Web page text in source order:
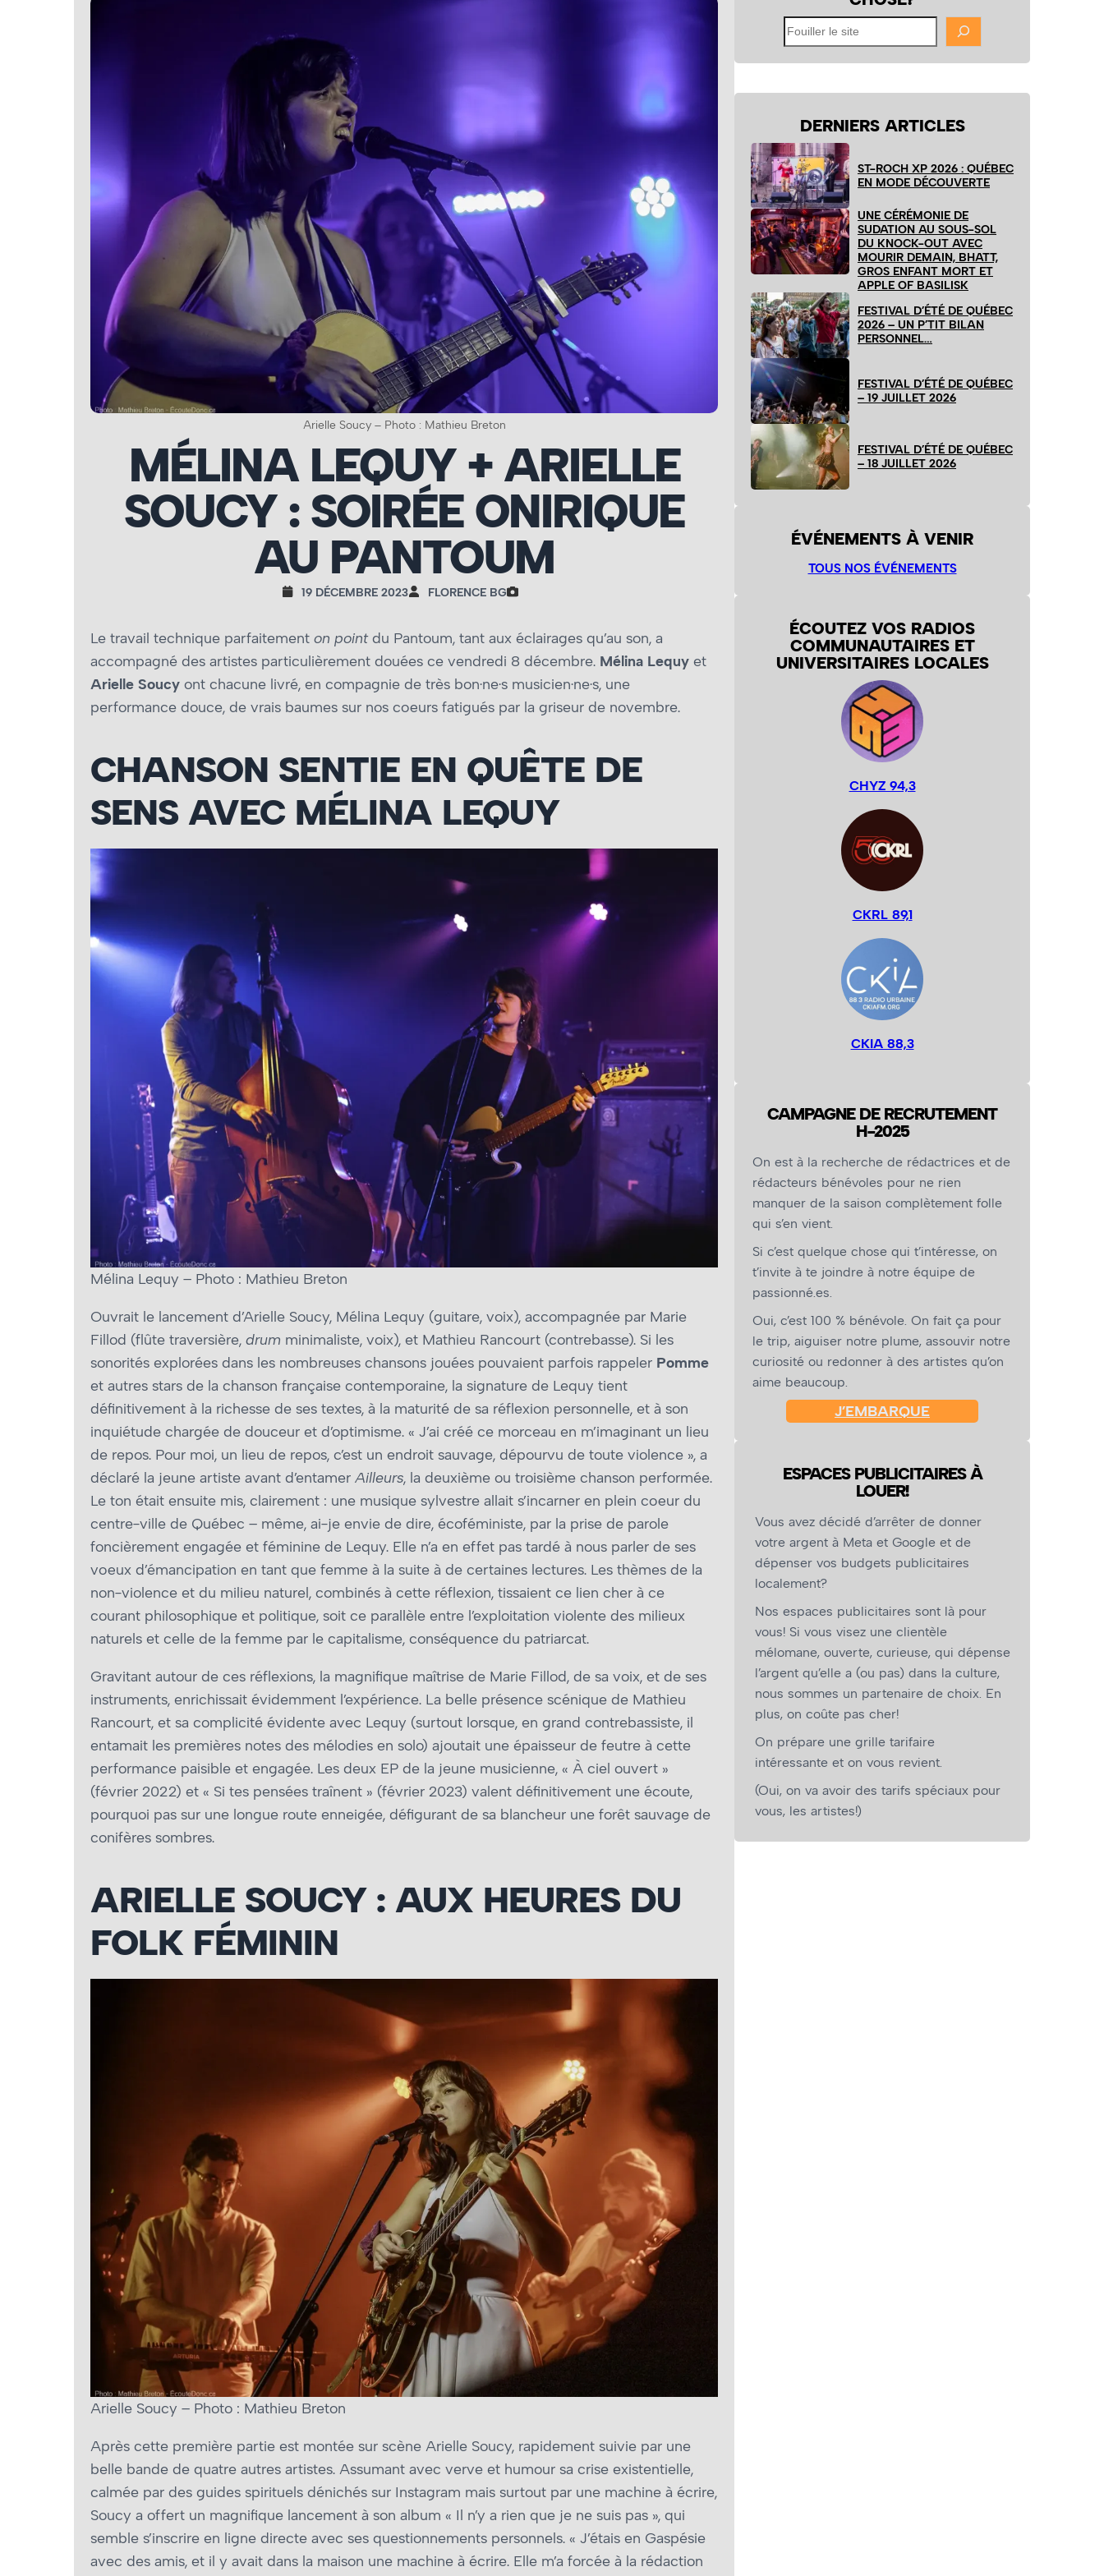
Arielle Soucy – Photo : Mathieu Breton
MÉLINA LEQUY + ARIELLE
SOUCY : SOIRÉE ONIRIQUE
AU PANTOUM
19 DÉCEMBRE 2023 FLORENCE BG
Le travail technique parfaitement on pointdu Pantoum, tant aux éclairages qu’au son, a
accompagné des artistes particulièrement douées ce vendredi 8 décembre. Mélina Lequy et
Arielle Soucy ont chacune livré, en compagnie de très bon·ne·s musicien·ne·s, une
performance douce, de vrais baumes sur nos cœurs fatigués par la griseur de novembre.
CHANSON SENTIE EN QUÊTE DE
SENS AVEC MÉLINA LEQUY
Mélina Lequy – Photo : Mathieu Breton
Ouvrait le lancement d’Arielle Soucy, Mélina Lequy (guitare, voix), accompagnée par Marie
Fillod (flûte traversière, drum minimaliste, voix), et Mathieu Rancourt (contrebasse). Si les
sonorités explorées dans les nombreuses chansons jouées pouvaient parfois rappeler Pomme
et autres stars de la chanson française contemporaine, la signature de Lequy tient
définitivement à la richesse de ses textes, à la maturité de sa réflexion personnelle, et à son
inquiétude chargée de douceur et d’optimisme. « J’ai créé ce morceau en m’imaginant un lieu
de repos. Pour moi, un lieu de repos, c’est un endroit sauvage, dépourvu de toute violence », a
déclaré la jeune artiste avant d’entamer Ailleurs, la deuxième ou troisième chanson performée.
Le ton était ensuite mis, clairement : une musique sylvestre allait s’incarner en plein cœur du
centre-ville de Québec – même, ai-je envie de dire, écoféministe, par la prise de parole
foncièrement engagée et féminine de Lequy. Elle n’a en effet pas tardé à nous parler de ses
vœux d’émancipation en tant que femme à la suite à de certaines lectures. Les thèmes de la
non-violence et du milieu naturel, combinés à cette réflexion, tissaient ce lien cher à ce
courant philosophique et politique, soit ce parallèle entre l’exploitation violente des milieux
naturels et celle de la femme par le capitalisme, conséquence du patriarcat.
Gravitant autour de ces réflexions, la magnifique maîtrise de Marie Fillod, de sa voix, et de ses
instruments, enrichissait évidemment l’expérience. La belle présence scénique de Mathieu
Rancourt, et sa complicité évidente avec Lequy (surtout lorsque, en grand contrebassiste, il
entamait les premières notes des mélodies en solo) ajoutait une épaisseur de feutre à cette
performance paisible et engagée. Les deux EP de la jeune musicienne, « À ciel ouvert »
(février 2022) et « Si tes pensées traînent » (février 2023) valent définitivement une écoute,
pourquoi pas sur une longue route enneigée, défigurant de sa blancheur une forêt sauvage de
conifères sombres.
ARIELLE SOUCY : AUX HEURES DU
FOLK FÉMININ
Arielle Soucy – Photo : Mathieu Breton
Après cette première partie est montée sur scène Arielle Soucy, rapidement suivie par une
belle bande de quatre autres artistes. Assumant avec verve et humour sa crise existentielle,
calmée par des guides spirituels dénichés sur Instagram mais surtout par une machine à écrire,
Soucy a offert un magnifique lancement à son album « Il n’y a rien que je ne suis pas », qui
semble s’inscrire en ligne directe avec ses questionnements personnels. « J’étais en Gaspésie
avec des amis, et il y avait dans la maison une machine à écrire. Elle m’a forcée à la rédaction
Fouiller
le
site
DERNIERS ARTICLES
ST-ROCH XP 2026 : QUÉBEC
EN MODE DÉCOUVERTE
UNE CÉRÉMONIE DE
SUDATION AU SOUS-SOL
DU KNOCK-OUT AVEC
MOURIR DEMAIN, BHATT,
GROS ENFANT MORT ET
APPLE OF BASILISK
FESTIVAL D’ÉTÉ DE QUÉBEC
2026 – UN P’TIT BILAN
PERSONNEL…
FESTIVAL D’ÉTÉ DE QUÉBEC
– 19 JUILLET 2026
FESTIVAL D’ÉTÉ DE QUÉBEC
– 18 JUILLET 2026
ÉVÉNEMENTS À VENIR
TOUS NOS ÉVÉNEMENTS
ÉCOUTEZ VOS RADIOS
COMMUNAUTAIRES ET
UNIVERSITAIRES LOCALES
CHYZ 94,3
CKRL 89,1
CKIA 88,3
CAMPAGNE DE RECRUTEMENT
H-2025
On est à la recherche de rédactrices et de
rédacteurs bénévoles pour ne rien
manquer de la saison complètement folle
qui s’en vient.
Si c’est quelque chose qui t’intéresse, on
t’invite à te joindre à notre équipe de
passionné.es.
Oui, c’est 100 % bénévole. On fait ça pour
le trip, aiguiser notre plume, assouvir notre
curiosité ou redonner à des artistes qu’on
aime beaucoup.
J’EMBARQUE
ESPACES PUBLICITAIRES À
LOUER!
Vous avez décidé d’arrêter de donner
votre argent à Meta et Google et de
dépenser vos budgets publicitaires
localement?
Nos espaces publicitaires sont là pour
vous! Si vous visez une clientèle
mélomane, ouverte, curieuse, qui dépense
l’argent qu’elle a (ou pas) dans la culture,
nous sommes un partenaire de choix. En
plus, on coûte pas cher!
On prépare une grille tarifaire
intéressante et on vous revient.
(Oui, on va avoir des tarifs spéciaux pour
vous, les artistes!)